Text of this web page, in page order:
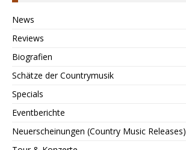
News
Reviews
Biografien
Schätze der Countrymusik
Specials
Eventberichte
Neuerscheinungen (Country Music Releases)